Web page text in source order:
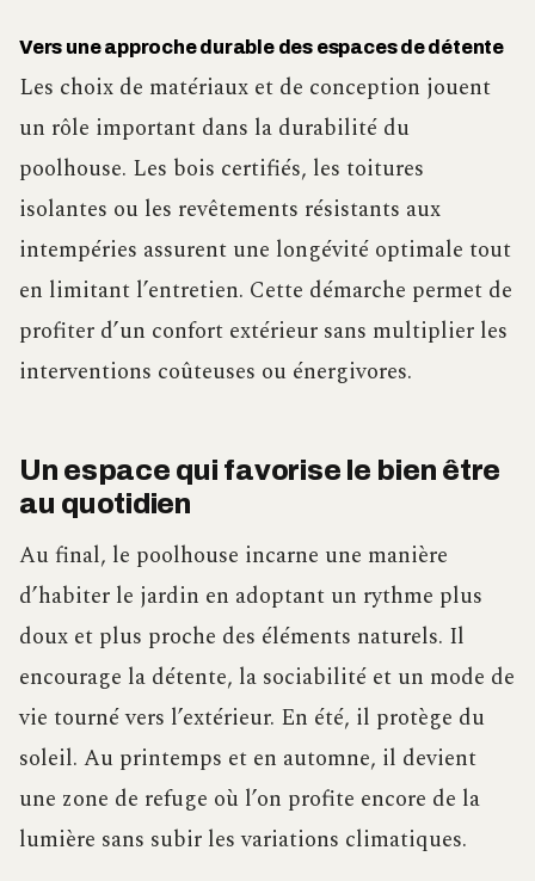
Vers une approche durable des espaces de détente
Les choix de matériaux et de conception jouent
un rôle important dans la durabilité du
poolhouse. Les bois certifiés, les toitures
isolantes ou les revêtements résistants aux
intempéries assurent une longévité optimale tout
en limitant l’entretien. Cette démarche permet de
profiter d’un confort extérieur sans multiplier les
interventions coûteuses ou énergivores.
Un espace qui favorise le bien être
au quotidien
Au final, le poolhouse incarne une manière
d’habiter le jardin en adoptant un rythme plus
doux et plus proche des éléments naturels. Il
encourage la détente, la sociabilité et un mode de
vie tourné vers l’extérieur. En été, il protège du
soleil. Au printemps et en automne, il devient
une zone de refuge où l’on profite encore de la
lumière sans subir les variations climatiques.